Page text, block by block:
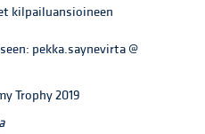
kilpailuansioineen
pekka.saynevirta @
Trophy 2019